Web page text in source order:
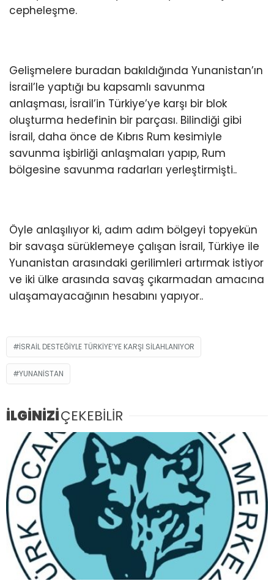
cepheleşme.
Gelişmelere buradan bakıldığında Yunanistan’ın
İsrail’le yaptığı bu kapsamlı savunma
anlaşması, İsrail’in Türkiye’ye karşı bir blok
oluşturma hedefinin bir parçası. Bilindiği gibi
İsrail, daha önce de Kıbrıs Rum kesimiyle
savunma işbirliği anlaşmaları yapıp, Rum
bölgesine savunma radarları yerleştirmişti..
Öyle anlaşılıyor ki, adım adım bölgeyi topyekün
bir savaşa sürüklemeye çalışan İsrail, Türkiye ile
Yunanistan arasındaki gerilimleri artırmak istiyor
ve iki ülke arasında savaş çıkarmadan amacına
ulaşamayacağının hesabını yapıyor..
İSRAİL DESTEĞİYLE TÜRKİYE’YE KARŞI SİLAHLANIYOR
YUNANISTAN
İLGİNİZİÇEKEBİLİR